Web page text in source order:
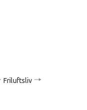
Friluftsliv